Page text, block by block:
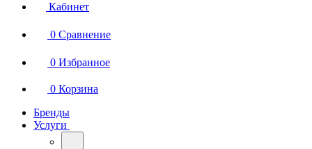
Кабинет
0 Сравнение
0 Избранное
0 Корзина
Бренды
Услуги